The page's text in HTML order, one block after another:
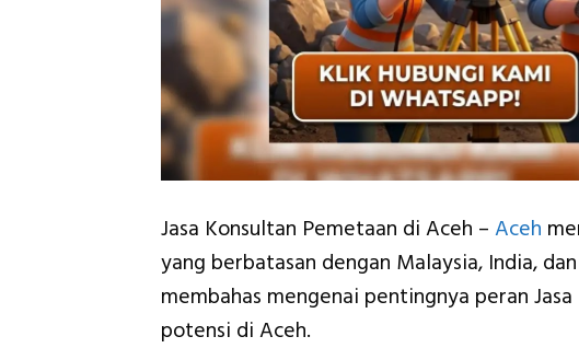
Jasa Konsultan Pemetaan di Aceh – Aceh
yang berbatasan dengan Malaysia, India,
membahas mengenai pentingnya peran
potensi di Aceh.